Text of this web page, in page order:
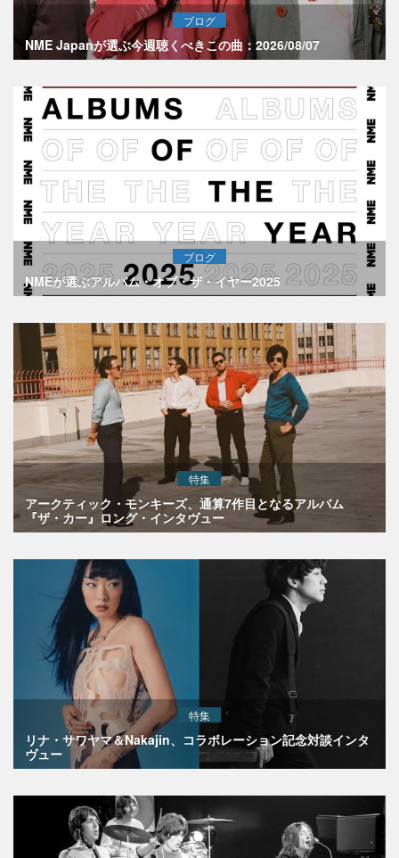
ブログ
NME Japanが選ぶ今週聴くべきこの曲：2026/08/07
ブログ
NMEが選ぶアルバム・オブ・ザ・イヤー2025
特集
アークティック・モンキーズ、通算7作目となるアルバム
『ザ・カー』ロング・インタヴュー
特集
リナ・サワヤマ＆Nakajin、コラボレーション記念対談インタ
ヴュー